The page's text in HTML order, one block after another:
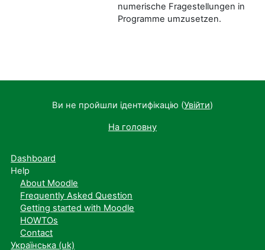
numerische Fragestellungen in
Programme umzusetzen.
Ви не пройшли ідентифікацію (Увійти)
На головну
Dashboard
Help
About Moodle
Frequently Asked Question
Getting started with Moodle
HOWTOs
Contact
Українська ‎(uk)‎